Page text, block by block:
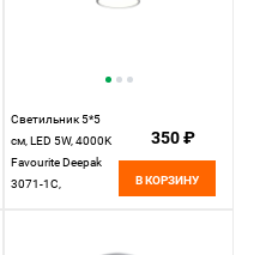
Светильник 5*5
см, LED 5W, 4000K
Favourite Deepak
3071-1C,
350 ₽
В КОРЗИНУ